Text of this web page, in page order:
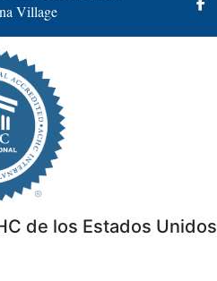
Village
de los Estados Unidos